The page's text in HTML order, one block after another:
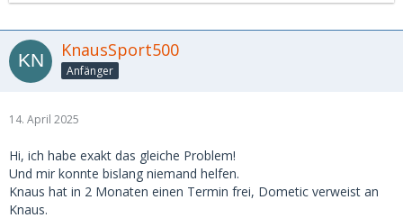
KnausSport500
Anfänger
14. April 2025
Hi, ich habe exakt das gleiche Problem!
Und mir konnte bislang niemand helfen.
Knaus hat in 2 Monaten einen Termin frei, Dometic verweist an
Knaus.